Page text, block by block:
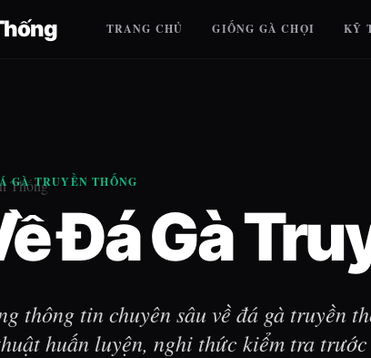
TRANG CHỦ GIỐNG GÀ CHỌI KỸ
GÀ TRUYỀN THỐNG
Đá Gà
thông tin chuyên sâu về đá gà truyền
huấn luyện, nghi thức kiểm tra